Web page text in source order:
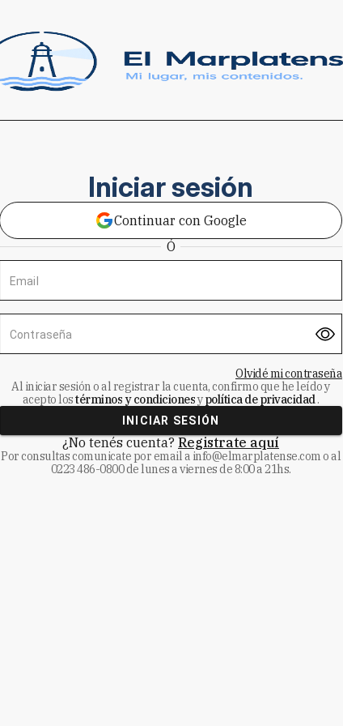
Iniciar sesión
Continuar con Google
Ó
Email
Contraseña
Olvidé mi contraseña
Al iniciar sesión o al registrar la cuenta, confirmo que he leído y
acepto lostérminos y condicionesypolítica de privacidad.
INICIAR SESIÓN
¿No tenés cuenta? Registrate aquí
Por consultas comunicate por email a info@elmarplatense.como al
0223 486-0800de lunes a viernes de 8:00 a 21hs.